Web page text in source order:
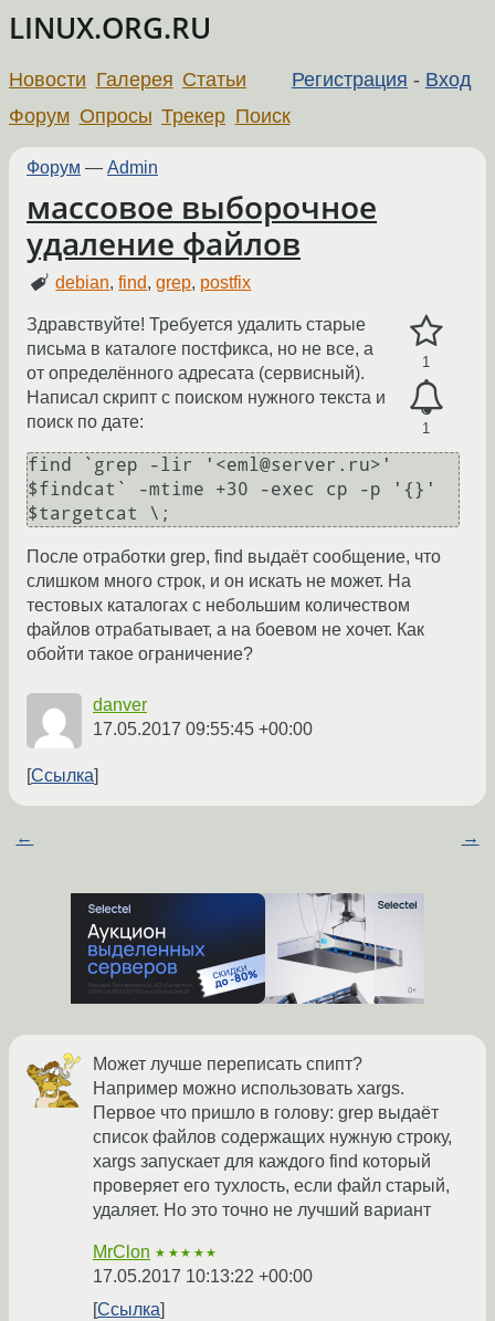
LINUX.ORG.RU
Регистрация - Вход
Новости Галерея Статьи
Форум Опросы Трекер Поиск
Форум — Admin
массовое выборочное
удаление файлов
debian,find,grep, postfix
1
1
Здравствуйте! Требуется удалить старые
письма в каталоге постфикса, но не все, а
от определённого адресата (сервисный).
Написал скрипт с поиском нужного текста и
поиск по дате:
find `grep -lir '<eml@server.ru>'
$findcat` -mtime +30 -exec cp -p '{}'
После отработки grep, find выдаёт сообщение, что
слишком много строк, и он искать не может. На
тестовых каталогах с небольшим количеством
файлов отрабатывает, а на боевом не хочет. Как
обойти такое ограничение?
danver
17.05.2017 09:55:45 +00:00
Ссылка
← →
Может лучше переписать спипт?
Например можно использовать xargs.
Первое что пришло в голову: grep выдаёт
список файлов содержащих нужную строку,
xargs запускает для каждого find который
проверяет его тухлость, если файл старый,
удаляет. Но это точно не лучший вариант
MrClon ★★★★★
17.05.2017 10:13:22 +00:00
Ссылка